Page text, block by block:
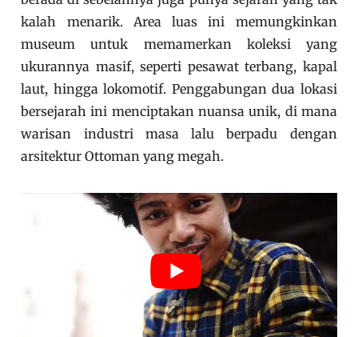
kalah menarik. Area luas ini memungkinkan
museum untuk memamerkan koleksi yang
ukurannya masif, seperti pesawat terbang, kapal
laut, hingga lokomotif. Penggabungan dua lokasi
bersejarah ini menciptakan nuansa unik, di mana
warisan industri masa lalu berpadu dengan
arsitektur Ottoman yang megah.